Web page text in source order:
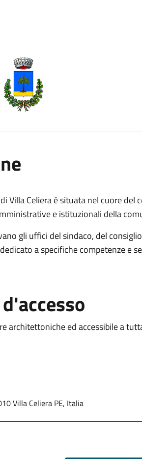
Villa Celiera è situata nel cuore
e istituzionali della
gli uffici del sindaco, del
a specifiche competenze e
architettoniche ed accessibile a
Villa Celiera PE, Italia